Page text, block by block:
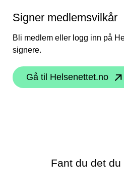
Signer medlemsvilkår
Bli medlem eller logg inn på
signere.
Gå til Helsenettet.no
Fant du det